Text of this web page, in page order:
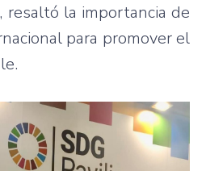
resaltó la importancia de
para promover el